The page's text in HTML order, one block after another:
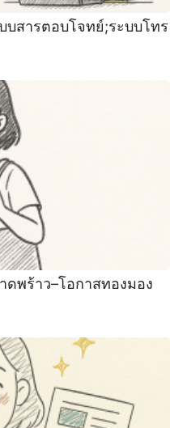
บสารตอบโจทย์;ระบบโทร
ดพร้าว–โอกาสทองมอง